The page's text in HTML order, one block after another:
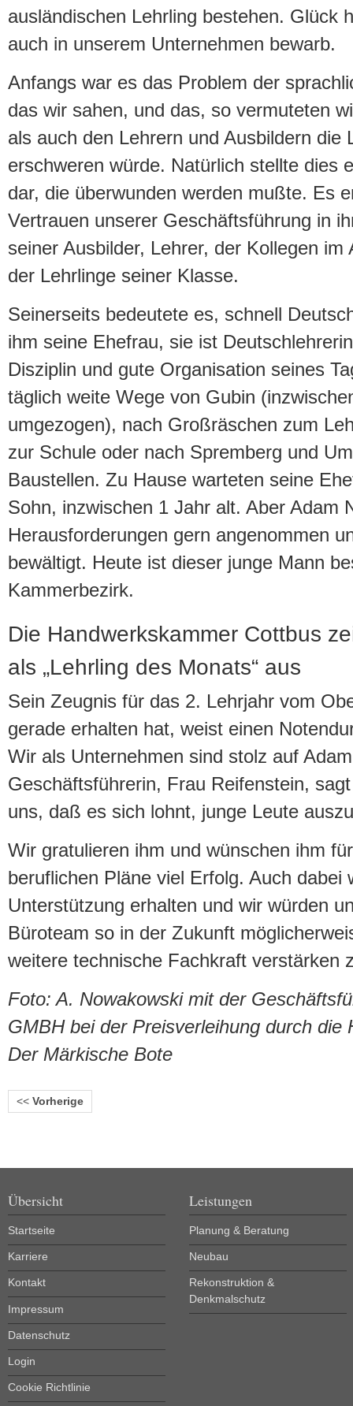
ausländischen Lehrling bestehen. Glück
auch in unserem Unternehmen bewarb.
Anfangs war es das Problem der
das wir sahen, und das, so vermuteten
als auch den Lehrern und Ausbildern die
erschweren würde. Natürlich stellte dies
dar, die überwunden werden mußte. Es
Vertrauen unserer Geschäftsführung in
seiner Ausbilder, Lehrer, der Kollegen im
der Lehrlinge seiner Klasse.
Seinerseits bedeutete es, schnell
ihm seine Ehefrau, sie ist
Disziplin und gute Organisation seines
täglich weite Wege von Gubin
umgezogen), nach Großräschen zum
zur Schule oder nach Spremberg und
Baustellen. Zu Hause warteten seine
Sohn, inzwischen 1 Jahr alt. Aber Adam
Herausforderungen gern angenommen
bewältigt. Heute ist dieser junge Mann
Kammerbezirk.
Die Handwerkskammer Cottbus
als „Lehrling des Monats“ aus
Sein Zeugnis für das 2. Lehrjahr vom
gerade erhalten hat, weist einen
Wir als Unternehmen sind stolz auf
Geschäftsführerin, Frau Reifenstein,
uns, daß es sich lohnt, junge Leute
Wir gratulieren ihm und wünschen ihm
beruflichen Pläne viel Erfolg. Auch dabei
Unterstützung erhalten und wir würden
Büroteam so in der Zukunft
weitere technische Fachkraft verstärken
Foto: A. Nowakowski mit der
GMBH bei der Preisverleihung durch die
Der Märkische Bote
<< Vorherige
Übersicht
Startseite
Karriere
Kontakt
Impressum
Datenschutz
Login
Cookie Richtlinie
Leistungen
Planung & Beratung
Neubau
Rekonstruktion &
Denkmalschutz